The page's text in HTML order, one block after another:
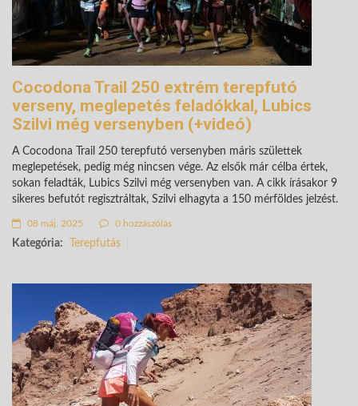
Cocodona Trail 250 extrém terepfutó
verseny, meglepetés feladókkal, Lubics
Szilvi még versenyben (+videó)
A Cocodona Trail 250 terepfutó versenyben máris születtek
meglepetések, pedig még nincsen vége. Az elsők már célba értek,
sokan feladták, Lubics Szilvi még versenyben van. A cikk írásakor 9
sikeres befutót regisztráltak, Szilvi elhagyta a 150 mérföldes jelzést.
08 máj. 2025 0 hozzászólás
Kategória: Terepfutás